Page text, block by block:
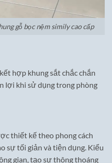
gỗ bọc nệm simily cao cấp
hợp khung sắt chắc chắn
lợi khi sử dụng trong phòng
thiết kế theo phong cách
sự tối giản và tiện dụng. Kiểu
gian, tạo sự thông thoáng